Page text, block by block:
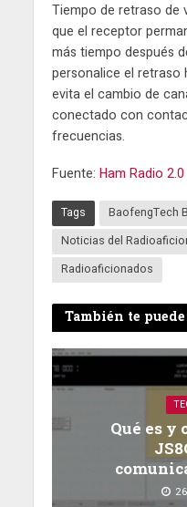
Tiempo de retraso de
que el receptor
más tiempo después
personalice el retraso
evita el cambio de
conectado con
frecuencias.
Fuente: Ham Radio 2.0
Tags BaofengTech
Noticias del
Radioaficionados
También te
Qué es y